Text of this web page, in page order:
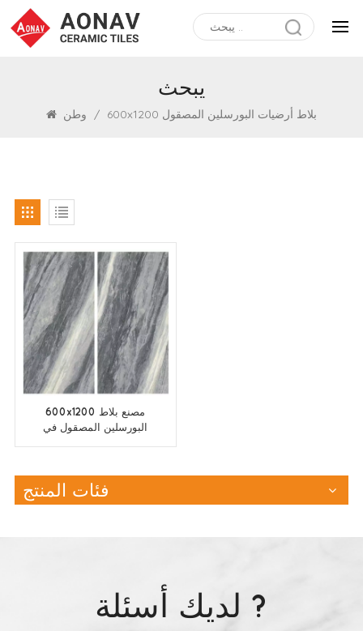
يبحث
/ 600x1200 بلاط أرضيات البورسلين المصقول
600x1200 مصنع بلاط
البورسلين المصقول في
فئات المنتج
لديك أسئلة ?